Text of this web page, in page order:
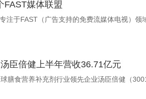
FAST媒体联盟
年8月7日 美通社 －－ 印尼首个专注于FAST（广告支持的免费流
臣倍健上半年营收36.71亿元
社 －－ 8月7日晚间，全球膳食营养补充剂行业领先企业汤